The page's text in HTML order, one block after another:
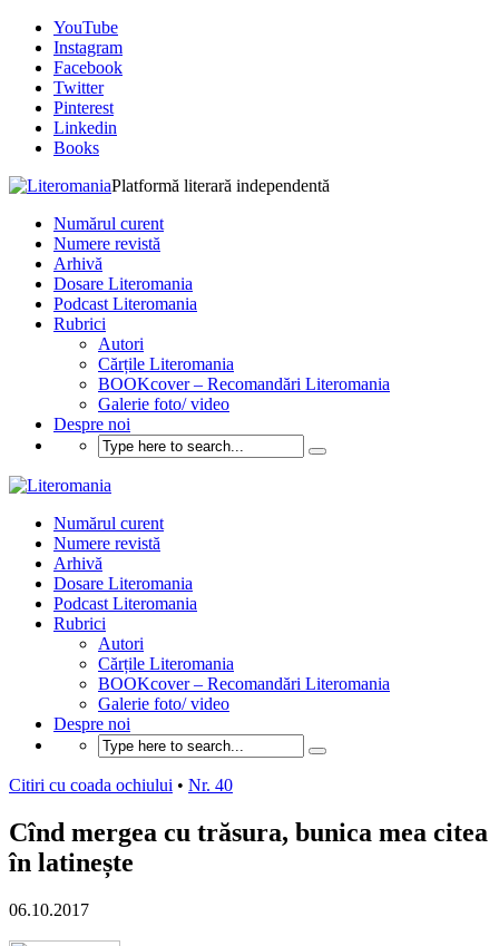
YouTube
Instagram
Facebook
Twitter
Pinterest
Linkedin
Books
Platformă literară independentă
Numărul curent
Numere revistă
Arhivă
Dosare Literomania
Podcast Literomania
Rubrici
Autori
Cărțile Literomania
BOOKcover – Recomandări Literomania
Galerie foto/ video
Despre noi
Numărul curent
Numere revistă
Arhivă
Dosare Literomania
Podcast Literomania
Rubrici
Autori
Cărțile Literomania
BOOKcover – Recomandări Literomania
Galerie foto/ video
Despre noi
Citiri cu coada ochiului • Nr. 40
Cînd mergea cu trăsura, bunica mea citea
în latinește
06.10.2017